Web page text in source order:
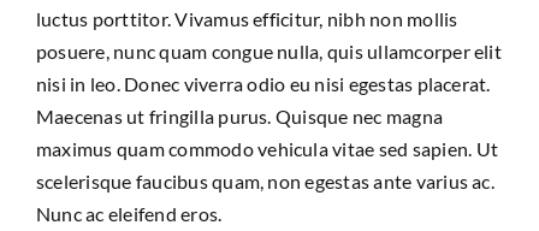
luctus porttitor. Vivamus efficitur, nibh non mollis
posuere, nunc quam congue nulla, quis ullamcorper elit
nisi in leo. Donec viverra odio eu nisi egestas placerat.
Maecenas ut fringilla purus. Quisque nec magna
maximus quam commodo vehicula vitae sed sapien. Ut
scelerisque faucibus quam, non egestas ante varius ac.
Nunc ac eleifend eros.